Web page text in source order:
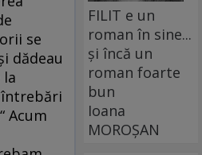
se
dădeau
la
Acum
FILIT e un
roman în sine...
și încă un
roman foarte
bun
Ioana
MOROȘAN